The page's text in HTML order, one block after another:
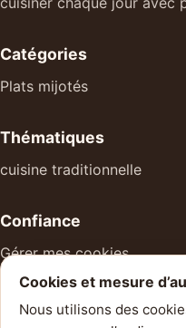
Catégories
Plats mijotés
Thématiques
cuisine traditionnelle
Confiance
Gérer mes cookies
À propos
Mentions légales
Cookies et mesure
Nous utilisons des